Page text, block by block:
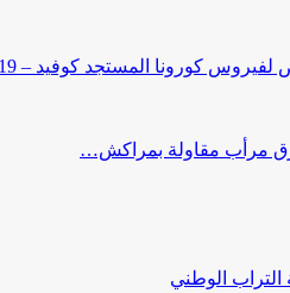
كورونا المستجد كوفيد – 19 ، بدون…
مرأب مقاولة بمراكش…
التراب الوطني